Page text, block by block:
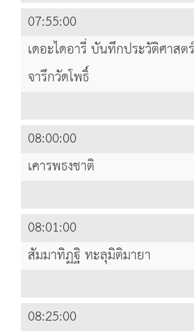
07:55:00
เดอะไดอารี่ บันทึกประวัติศาส
จารึกวัดโพธิ์
08:00:00
เคารพธงชาติ
08:01:00
สัมมาทิฏฐิ ทะลุมิติมายา
08:25:00